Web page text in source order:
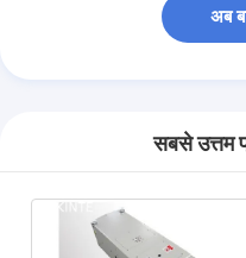
स्वचालित संग्रहण पुनर्प्राप्ति
अब
सबसे उत्तम